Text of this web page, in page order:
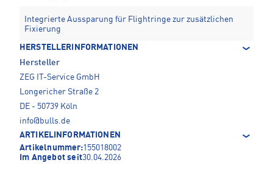
Integrierte Aussparung für Flightringe zur zusätzlichen
Fixierung
HERSTELLERINFORMATIONEN
Hersteller
ZEG IT-Service GmbH
Longericher Straße 2
DE - 50739 Köln
info@bulls.de
ARTIKELINFORMATIONEN
Artikelnummer:155018002
Im Angebot seit30.04.2026